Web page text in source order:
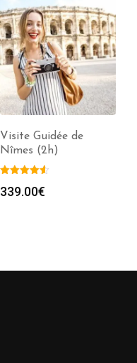
Guide Privé Saint
Gilles – 1 à 10 pers
(2h)